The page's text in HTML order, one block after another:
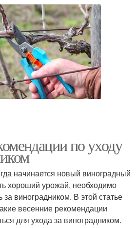
по уходу
начинается новый виноградный
хороший урожай, необходимо
виноградником. В этой статье
весенние рекомендации
для ухода за виноградником.